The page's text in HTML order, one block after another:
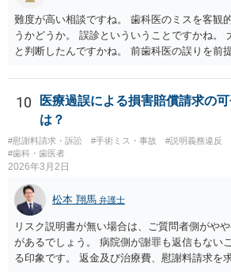
難度が高い相談ですね。 歯科医のミスを客観
うかどうか。 誤診といういうことですかね。
と判断したんですかね。 前歯科医の誤りを前
前医師の診断の誤りに起因するものかどうか
う見ているんでしょうかね。 歯科医の資格を
ね。 そのような弁護士を探すのもいいと思い
10
医療過誤による損害賠償請求の
は？
#慰謝料請求・訴訟 #手術ミス・事故 #説明義務違反
#歯科・歯医者
2026年3月2日
松本 翔馬 弁護士
リスク説明書が無い場合は、ご質問者側がや
があるでしょう。 病院側が謝罪も返信もない
る印象です。 返金及び治療費、慰謝料請求を